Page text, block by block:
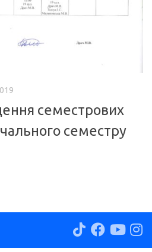
семестрових
семестру